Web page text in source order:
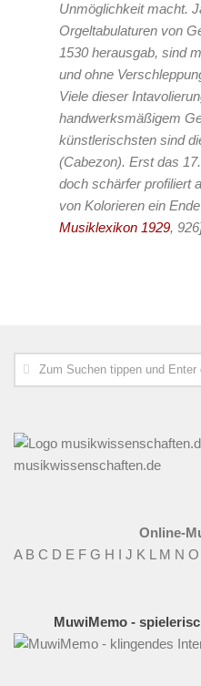
Unmöglichkeit macht.
Orgeltabulaturen von
1530 herausgab, sind
und ohne
Viele dieser
handwerksmäßigem
künstlerischsten sind
(Cabezon). Erst das
doch schärfer profiliert
von Kolorieren ein
Musiklexikon 1929,
musikwissenschaften.de
Online-
A B C D E F G H I J K L M N O
MuwiMemo -